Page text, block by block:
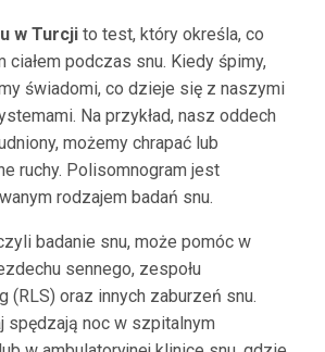
w Turcjito test, który określa, co
podczas snu. Kiedy śpimy,
świadomi, co dzieje się z naszymi
Na przykład, nasz oddech
możemy chrapać lub
ruchy. Polisomnogram jest
rodzajem badań snu.
badanie snu, może pomóc w
sennego, zespołu
(RLS) oraz innych zaburzeń snu.
spędzają noc w szpitalnym